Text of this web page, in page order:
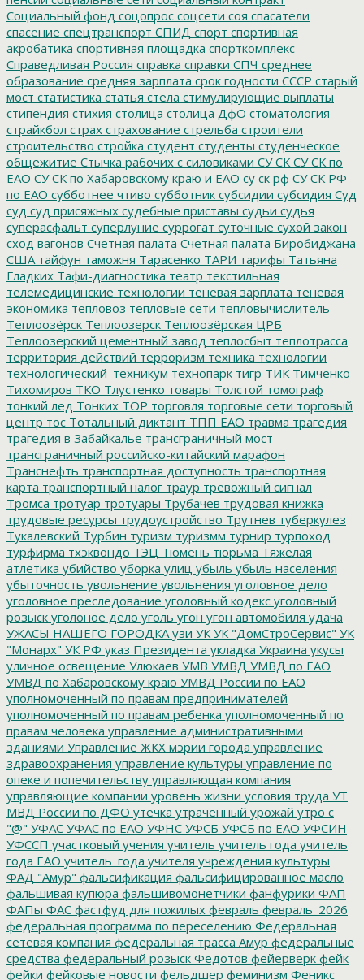
Социальный фонд соцопрос соцсети соя спасатели
спасение спецтранспорт СПИД спорт спортивная
акробатика спортивная площадка спорткомплекс
Справедливая Россия справка справки СПЧ среднее
образование средняя зарплата срок годности СССР старый
мост статистика статья стела стимулирующие выплаты
стипендия стихия столица столица ДфО стоматология
страйкбол страх страхование стрельба строители
строительство стройка студент студенты студенческое
общежитие Стычка рабочих с силовиками СУ СК СУ СК по
ЕАО СУ СК по Хабаровскому краю и ЕАО су ск рф СУ СК РФ
по ЕАО субботнее чтиво субботник субсидии субсидия Суд
суд суд присяжных судебные приставы судьи судья
суперасфальт суперлуние суррогат суточные сухой закон
сход вагонов Счетная палата Счетная палата Биробиджана
США тайфун таможня Тарасенко ТАРИ тарифы Татьяна
Гладких Тафи-диагностика театр текстильная
телемедицинские технологии теневая зарплата теневая
экономика тепловоз тепловые сети тепловычислитель
Теплоозёрск Теплоозерск Теплоозёрская ЦРБ
Теплоозерский цементный завод теплосбыт теплотрасса
территория действий терроризм техника технологии
технологический_техникум технопарк тигр ТИК Тимченко
Тихомиров ТКО Тлустенко товары Толстой томограф
тонкий лед Тонких ТОР торговля торговые сети торговый
центр тос Тотальный диктант ТПП ЕАО травма трагедия
трагедия в Забайкалье трансграничный мост
трансграничный российско-китайский марафон
Транснефть транспортная доступность транспортная
карта транспортный налог траур тревожный сигнал
Тромса тротуар тротуары Трубачев трудовая книжка
трудовые ресурсы трудоустройство Трутнев туберкулез
Тукалевский Турбин туризм туризмм турнир турпоход
турфирма тхэквондо ТЭЦ Тюмень тюрьма Тяжелая
атлетика убийство уборка улиц убыль убыль населения
убыточность увольнение увольнения уголовное дело
уголовное преследование уголовный кодекс уголовный
розыск уголоное дело уголь угон угон автомобиля удача
УЖАСЫ НАШЕГО ГОРОДКА узи УК УК "ДомСтроСервис" УК
"Монарх" УК РФ указ Президента укладка Украина укусы
уличное освещение Улюкаев УМВ УМВД УМВД по ЕАО
УМВД по Хабаровскому краю УМВД России по ЕАО
уполномоченный по правам предпринимателей
уполномоченный по правам ребенка уполномоченный по
правам человека управление административными
зданиями Управление ЖКХ мэрии города управление
здравоохранения управление культуры управление по
опеке и попечительству управляющая компания
управляющие компании уровень жизни условия труда УТ
МВД России по ДФО утечка утраченный урожай утро с
"@" УФАС УФАС по ЕАО УФНС УФСБ УФСБ по ЕАО УФСИН
УФССП участковый учения учитель учитель года учитель
года ЕАО учитель_года учителя учреждения культуры
ФАД "Амур" фальсификация фальсифицированное масло
фальшивая купюра фальшивомонетчики фанфурики ФАП
ФАПы ФАС фастфуд для пожилых февраль февраль_2026
федеральная программа по переселению Федеральная
сетевая компания федеральная трасса Амур федеральные
средства федеральный розыск Федотов фейерверк фейк
фейки фейковые новости фельдшер феминизм Феникс